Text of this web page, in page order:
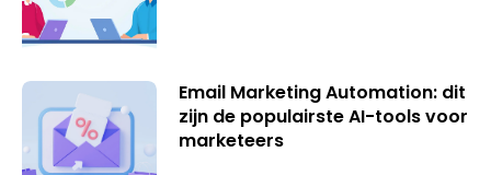
Email Marketing Automation: dit
zijn de populairste AI-tools voor
marketeers